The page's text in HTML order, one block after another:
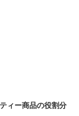
ィー商品の役割分